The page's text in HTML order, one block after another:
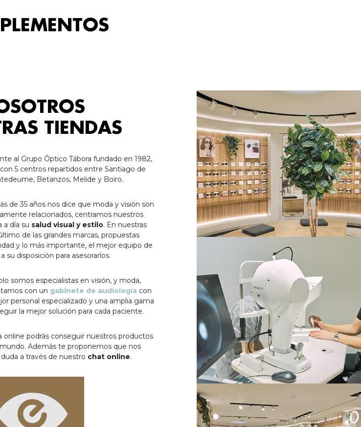
TIENDAS
al Grupo Óptico Tábora fundado en 1982,
5 centros repartidos entre Santiago de
Betanzos, Melide y Boiro.
de 35 años nos dice que moda y visión son
relacionados, centramos nuestros
a día su salud visual y estilo. En nuestras
de las grandes marcas, propuestas
y lo más importante, el mejor equipo de
su disposición para asesorarlos.
somos especialistas en visión, y moda,
con un gabinete de audiología con
personal especializado y una amplia gama
la mejor solución para cada paciente.
online podrás conseguir nuestros productos
Además te proponemos que nos
a través de nuestro chat online.